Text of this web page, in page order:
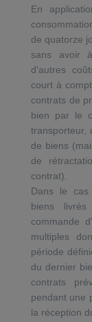
En
de quatorze
sans avoir
d'autres
court à
contrats de
bien par le
transporteur,
de biens
de
contrat).
Dans le cas
biens
commande
multiples
période
du dernier
contrats
pendant une
la réception